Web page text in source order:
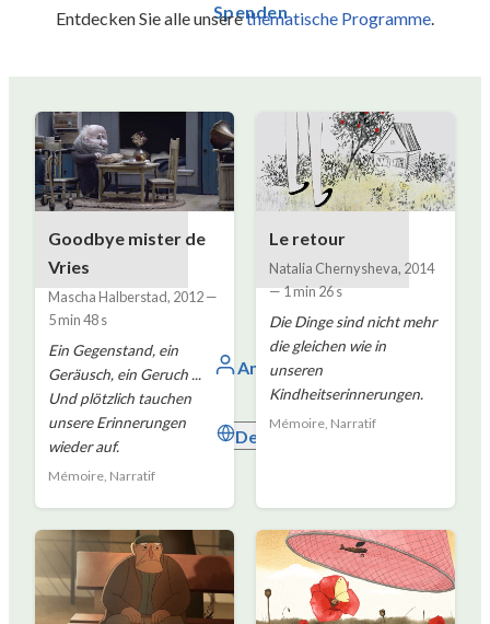
Spenden
Anmelden
Deutsch
Entdecken Sie alle unserethematische Programme.
Goodbye mister de
Vries
Mascha Halberstad, 2012—
5 min 48 s
Ein Gegenstand, ein
Geräusch, ein Geruch ...
Und plötzlich tauchen
unsere Erinnerungen
wieder auf.
Mémoire, Narratif
Le retour
Natalia Chernysheva, 2014
—1 min 26 s
Die Dinge sind nicht mehr
die gleichen wie in
unseren
Kindheitserinnerungen.
Mémoire, Narratif